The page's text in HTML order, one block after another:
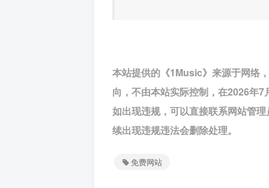
本站提供的《1Music》来源于网络
向，不由本站实际控制，在2026年
如出现违规，可以直接联系网站管
续出现违规违法会删除处理。
免费网站